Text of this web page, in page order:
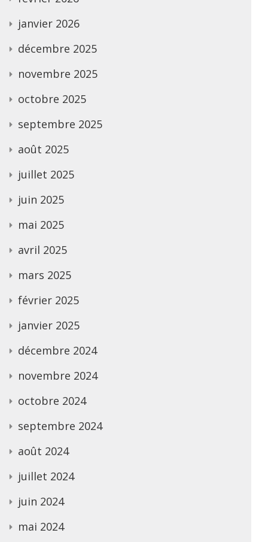
janvier 2026
décembre 2025
novembre 2025
octobre 2025
septembre 2025
août 2025
juillet 2025
juin 2025
mai 2025
avril 2025
mars 2025
février 2025
janvier 2025
décembre 2024
novembre 2024
octobre 2024
septembre 2024
août 2024
juillet 2024
juin 2024
mai 2024